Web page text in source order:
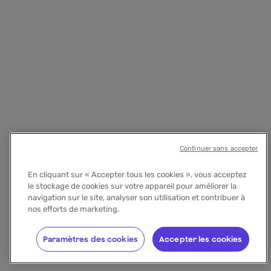
En cliquant sur « Accepter tous les cookies », vous acceptez
le stockage de cookies sur votre appareil pour améliorer la
navigation sur le site, analyser son utilisation et contribuer à
nos efforts de marketing.
Accepter les cookies
Paramètres des cookies
Continuer sans accepter